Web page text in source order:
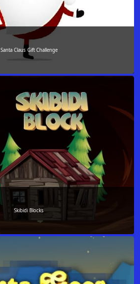
Santa Claus Gift Challenge
Skibidi Blocks